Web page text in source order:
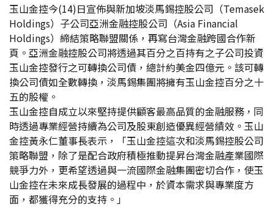
玉山金控今(14)日宣佈與新加坡淡馬錫控股公司（Temasek
Holdings）子公司亞洲金融控股公司（Asia Financial
Holdings）締結策略聯盟關係，再寫台灣金融跨國合作新
頁。亞洲金融控股公司將透過其百分之百持有之子公司投資
玉山金控發行之可轉換公司債，總計約美金四億元。該可轉
換公司債如全數轉換，淡馬錫集團將擁有玉山金控百分之十
五的股權。
玉山金控自成立以來堅持提供顧客最高品質的金融服務，同
時透過專業經營持續為公司及股東創造優異經營績效。玉山
金控黃永仁董事長表示，「玉山金控這次和淡馬錫控股公司
策略聯盟，除了是配合政府積極推動提昇台灣金融產業國際
競爭力外，更希望透過與一流國際金融集團密切合作，使玉
山金控在未來成長發展的過程中，於資本需求與專業度方
面，都獲得充分的支持。」